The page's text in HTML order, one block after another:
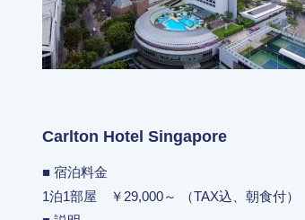
Carlton Hotel Singapore
■ 宿泊料金
1泊1部屋 ￥29,000～ （TAX込、朝食付）